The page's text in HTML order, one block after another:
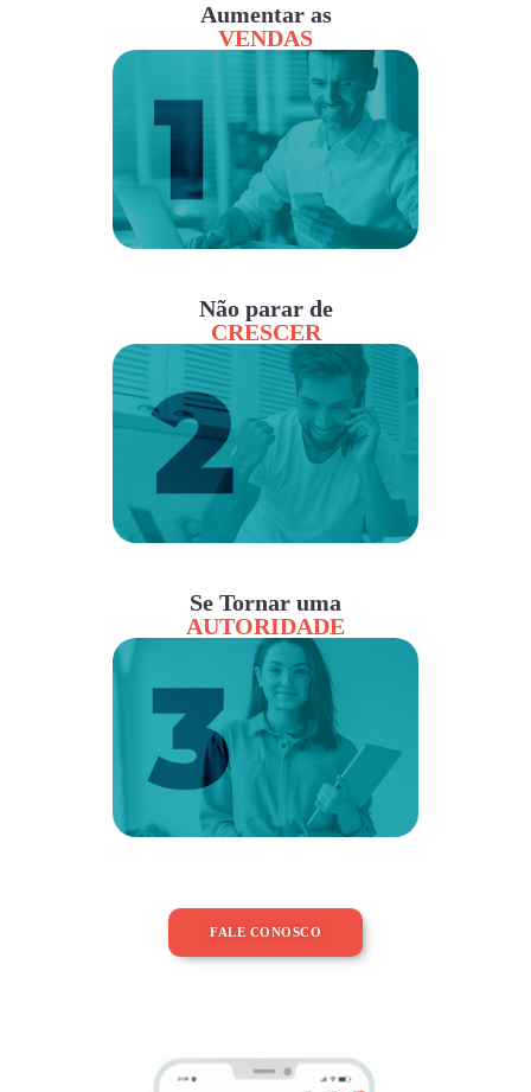
Aumentar as
VENDAS
Não parar de
CRESCER
Se Tornar uma
AUTORIDADE
FALE CONOSCO